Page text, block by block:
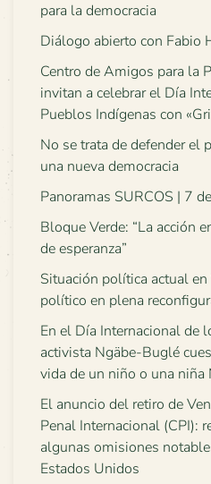
para la democracia
Diálogo abierto con Fabio
Centro de Amigos para la
invitan a celebrar el Día
Pueblos Indígenas con
No se trata de defender el
una nueva democracia
Panoramas SURCOS | 7
Bloque Verde: “La acción
de esperanza”
Situación política actual
político en plena
En el Día Internacional de
activista Ngäbe-Buglé
vida de un niño o una niña
El anuncio del retiro de
Penal Internacional (CPI):
algunas omisiones
Estados Unidos